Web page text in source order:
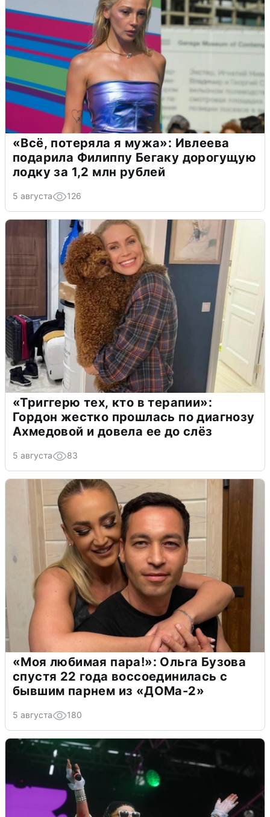
«Всё, потеряла я мужа»: Ивлеева
подарила Филиппу Бегаку дорогущую
лодку за 1,2 млн рублей
5 августа 126
«Триггерю тех, кто в терапии»:
Гордон жестко прошлась по диагнозу
Ахмедовой и довела ее до слёз
5 августа 83
«Моя любимая пара!»: Ольга Бузова
спустя 22 года воссоединилась с
бывшим парнем из «ДОМа-2»
5 августа 180